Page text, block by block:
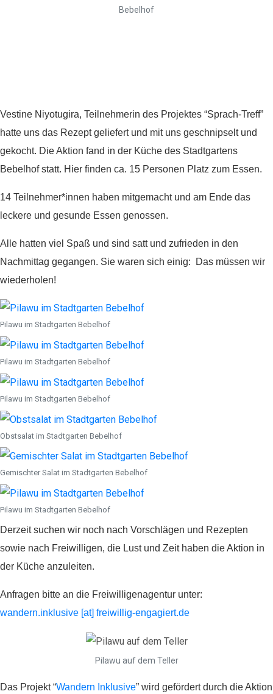
Bebelhof
Vestine Niyotugira, Teilnehmerin des Projektes “Sprach-Treff”
hatte uns das Rezept geliefert und mit uns geschnipselt und
gekocht. Die Aktion fand in der Küche des Stadtgartens
Bebelhof statt. Hier finden ca. 15 Personen Platz zum Essen.
14 Teilnehmer*innen haben mitgemacht und am Ende das
leckere und gesunde Essen genossen.
Alle hatten viel Spaß und sind satt und zufrieden in den
Nachmittag gegangen. Sie waren sich einig: Das müssen wir
wiederholen!
Pilawu im Stadtgarten Bebelhof
Pilawu im Stadtgarten Bebelhof
Pilawu im Stadtgarten Bebelhof
Obstsalat im Stadtgarten Bebelhof
Gemischter Salat im Stadtgarten Bebelhof
Pilawu im Stadtgarten Bebelhof
Derzeit suchen wir noch nach Vorschlägen und Rezepten
sowie nach Freiwilligen, die Lust und Zeit haben die Aktion in
der Küche anzuleiten.
Anfragen bitte an die Freiwilligenagentur unter:
wandern.inklusive [at] freiwillig-engagiert.de
Pilawu auf dem Teller
Das Projekt “Wandern Inklusive” wird gefördert durch die Aktion
Spenden
zukommen lassen möchten,
nutzen Sie bitte diese
Inhaber: AWO-
Freiwilligenagentur
0152 0278 35
BIC: NOLADE2HXXX
Vielen Dank.